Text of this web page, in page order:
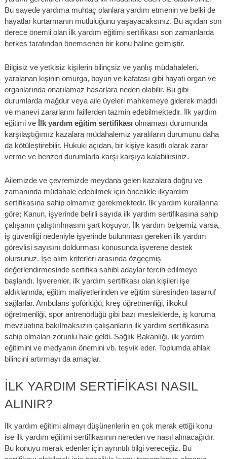
Bu sayede yardıma muhtaç olanlara yardım etmenin ve belki de
hayatlar kurtarmanın mutluluğunu yaşayacaksınız. Bu açıdan son
derece önemli olan ilk yardım eğitimi sertifikası son zamanlarda
herkes tarafından önemsenen bir konu haline gelmiştir.
Bilgisiz ve yetkisiz kişilerin bilinçsiz ve yanlış müdahaleleri,
yaralanan kişinin omurga, boyun ve kafatası gibi hayati organ ve
organlarında onarılamaz hasarlara neden olabilir. Bu gibi
durumlarda mağdur veya aile üyeleri mahkemeye giderek maddi
ve manevi zararlarını faillerden tazmin edebilmektedir. İlk yardım
eğitimi ve İlk yardım eğitim sertifikasıolmaması durumunda
karşılaştığımız kazalara müdahalemiz yaralıların durumunu daha
da kötüleştirebilir. Hukuki açıdan, bir kişiye kasıtlı olarak zarar
verme ve benzeri durumlarla karşı karşıya kalabilirsiniz.
Ailemizde ve çevremizde meydana gelen kazalara doğru ve
zamanında müdahale edebilmek için öncelikle ilkyardım
sertifikasına sahip olmamız gerekmektedir. İlk yardım kurallarına
göre; Kanun, işyerinde belirli sayıda ilk yardım sertifikasına sahip
çalışanın çalıştırılmasını şart koşuyor. İlk yardım belgemiz varsa,
iş güvenliği nedeniyle işyerinde bulunması gereken ilk yardım
görevlisi sayısını doldurması konusunda işverene destek
olursunuz. İşe alım kriterleri arasında özgeçmiş
değerlendirmesinde sertifika sahibi adaylar tercih edilmeye
başlandı. İşverenler, ilk yardım sertifikası olan kişileri işe
aldıklarında, eğitim maliyetlerinden ve eğitim süresinden tasarruf
sağlarlar. Ambulans şoförlüğü, kreş öğretmenliği, ilkokul
öğretmenliği, spor antrenörlüğü gibi bazı mesleklerde, iş koruma
mevzuatına bakılmaksızın çalışanların ilk yardım sertifikasına
sahip olmaları zorunlu hale geldi. Sağlık Bakanlığı, ilk yardım
eğitimini ve medyanın önemini vb. teşvik eder. Toplumda ahlak
bilincini artırmayı da amaçlar.
İLK YARDIM SERTIFIKASI NASIL
ALINIR?
İlk yardım eğitimi almayı düşünenlerin en çok merak ettiği konu
ise ilk yardım eğitimi sertifikasının nereden ve nasıl alınacağıdır.
Bu konuyu merak edenler için ayrıntılı bilgi vereceğiz. Bu